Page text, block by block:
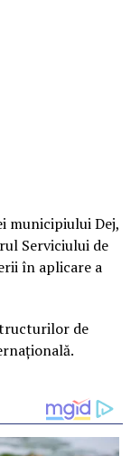
municipiului Dej,
Serviciului de
în aplicare a
de